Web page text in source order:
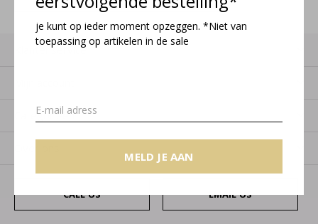
je kunt op ieder moment opzeggen. *Niet van
toepassing op artikelen in de sale
MELD JE AAN
Klantenservice
Categorieën
CALL US EMAIL US